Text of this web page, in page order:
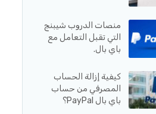
منصات الدروب شيبنج
التي تقبل التعامل مع
باي بال.
كيفية إزالة الحساب
المصرفي من حساب
باي بال PayPal؟